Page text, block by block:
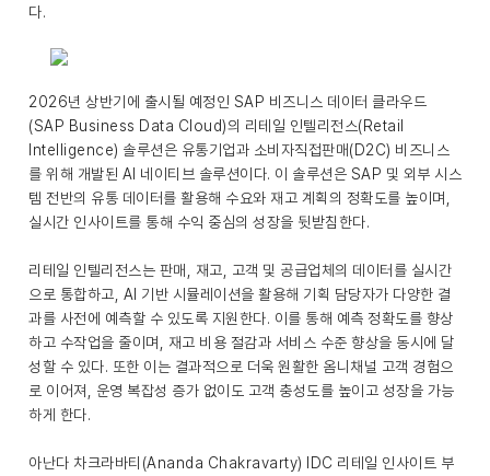
다.
2026년 상반기에 출시될 예정인 SAP 비즈니스 데이터 클라우드
(SAP Business Data Cloud)의 리테일 인텔리전스(Retail
Intelligence) 솔루션은 유통기업과 소비자직접판매(D2C) 비즈니스
를 위해 개발된 AI 네이티브 솔루션이다. 이 솔루션은 SAP 및 외부 시스
템 전반의 유통 데이터를 활용해 수요와 재고 계획의 정확도를 높이며,
실시간 인사이트를 통해 수익 중심의 성장을 뒷받침한다.
리테일 인텔리전스는 판매, 재고, 고객 및 공급업체의 데이터를 실시간
으로 통합하고, AI 기반 시뮬레이션을 활용해 기획 담당자가 다양한 결
과를 사전에 예측할 수 있도록 지원한다. 이를 통해 예측 정확도를 향상
하고 수작업을 줄이며, 재고 비용 절감과 서비스 수준 향상을 동시에 달
성할 수 있다. 또한 이는 결과적으로 더욱 원활한 옴니채널 고객 경험으
로 이어져, 운영 복잡성 증가 없이도 고객 충성도를 높이고 성장을 가능
하게 한다.
아난다 차크라바티(Ananda Chakravarty) IDC 리테일 인사이트 부